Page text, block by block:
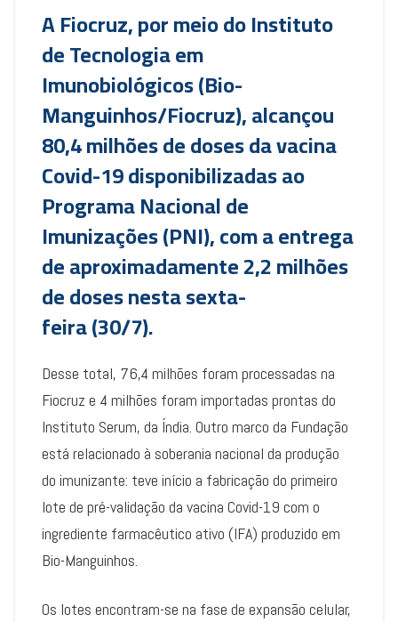
A Fiocruz, por meio do Instituto
de Tecnologia em
Imunobiológicos (Bio-
Manguinhos/Fiocruz), alcançou
80,4 milhões de doses da vacina
Covid-19 disponibilizadas ao
Programa Nacional de
Imunizações (PNI), com a entrega
de aproximadamente 2,2 milhões
de doses nesta sexta-
feira (30/7).
Desse total, 76,4 milhões foram processadas na
Fiocruz e 4 milhões foram importadas prontas do
Instituto Serum, da Índia. Outro marco da Fundação
está relacionado à soberania nacional da produção
do imunizante: teve início a fabricação do primeiro
lote de pré-validação da vacina Covid-19 com o
ingrediente farmacêutico ativo (IFA) produzido em
Bio-Manguinhos.
Os lotes encontram-se na fase de expansão celular,